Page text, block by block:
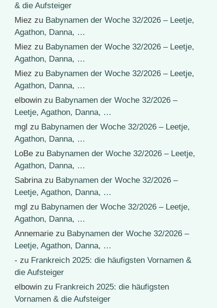
& die Aufsteiger
Miez zu Babynamen der Woche 32/2026 – Leetje,
Agathon, Danna, …
Miez zu Babynamen der Woche 32/2026 – Leetje,
Agathon, Danna, …
Miez zu Babynamen der Woche 32/2026 – Leetje,
Agathon, Danna, …
elbowin zu Babynamen der Woche 32/2026 –
Leetje, Agathon, Danna, …
mgl zu Babynamen der Woche 32/2026 – Leetje,
Agathon, Danna, …
LoBe zu Babynamen der Woche 32/2026 – Leetje,
Agathon, Danna, …
Sabrina zu Babynamen der Woche 32/2026 –
Leetje, Agathon, Danna, …
mgl zu Babynamen der Woche 32/2026 – Leetje,
Agathon, Danna, …
Annemarie zu Babynamen der Woche 32/2026 –
Leetje, Agathon, Danna, …
- zu Frankreich 2025: die häufigsten Vornamen &
die Aufsteiger
elbowin zu Frankreich 2025: die häufigsten
Vornamen & die Aufsteiger